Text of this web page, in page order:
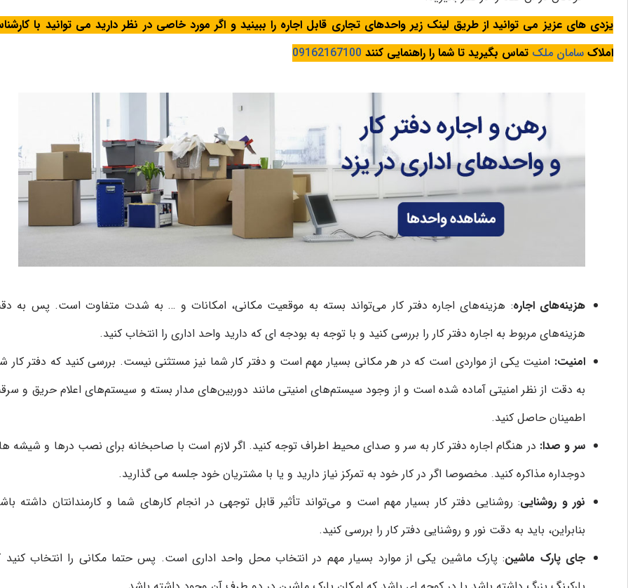
یزدی های عزیز می توانید از طریق لینک زیر واحدهای تجاری قابل اجاره را ببینید و اگر مورد خاصی در نظر دارید می توانید با
املاک سامان ملک تماس بگیرید تا شما را راهنمایی کنند 09162167100
هزینه‌های اجاره: هزینه‌های اجاره دفتر کار می‌تواند بسته به موقعیت مکانی، امکانات و … به شدت متفاوت است. پس به
هزینه‌های مربوط به اجاره دفتر کار را بررسی کنید و با توجه به بودجه ای که دارید واحد اداری را انتخاب کنید.
امنیت: امنیت یکی از مواردی است که در هر مکانی بسیار مهم است و دفتر کار شما نیز مستثنی نیست. بررسی کنید که دفتر کار
به دقت از نظر امنیتی آماده شده است و از وجود سیستم‌های امنیتی مانند دوربین‌های مدار بسته و سیستم‌های اعلام حریق و
اطمینان حاصل کنید.
سر و صدا: در هنگام اجاره دفتر کار به سر و صدای محیط اطراف توجه کنید. اگر لازم است با صاحبخانه برای نصب درها و شیشه
دوجداره مذاکره کنید. مخصوصا اگر در کار خود به تمرکز نیاز دارید و یا با مشتریان خود جلسه می گذارید.
نور و روشنایی: روشنایی دفتر کار بسیار مهم است و می‌تواند تأثیر قابل توجهی در انجام کارهای شما و کارمندانتان داشته
بنابراین، باید به دقت نور و روشنایی دفتر کار را بررسی کنید.
جای پارک ماشین: پارک ماشین یکی از موارد بسیار مهم در انتخاب محل واحد اداری است. پس حتما مکانی را انتخاب کنید